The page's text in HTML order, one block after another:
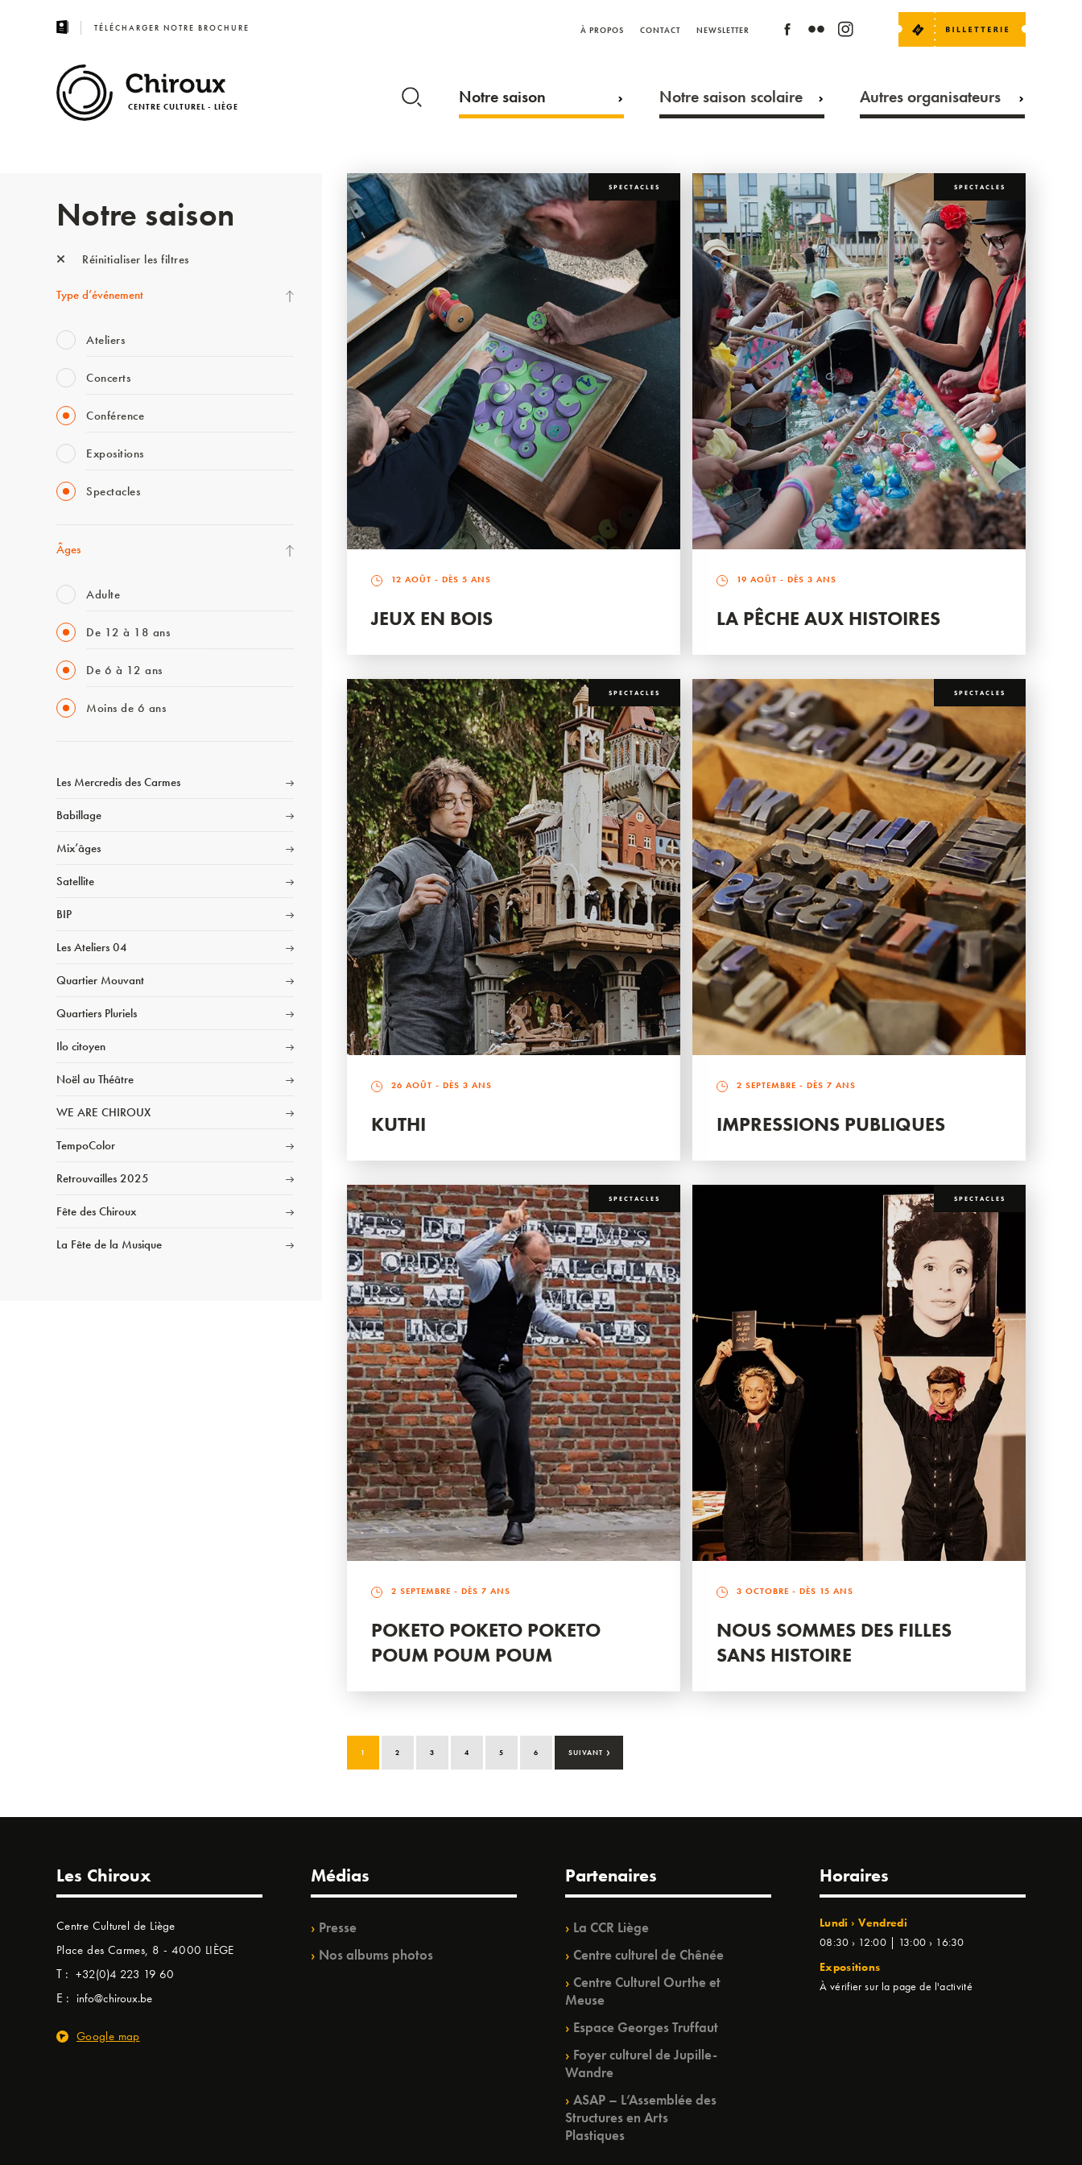
TÉLÉCHARGER NOTRE BROCHURE À PROPOS CONTACT NEWSLETTER
CENTRE CULTUREL - LIÈGE Notre saison Notre saison scolaire Autres organisateurs
Notre saison
Réinitialiser les filtres
Type d’événement
Ateliers
Concerts
Conférence
Expositions
Spectacles
Âges
Adulte
De 12 à 18 ans
De 6 à 12 ans
Moins de 6 ans
Les Mercredis des Carmes
Babillage
Mix’âges
Satellite
BIP
Les Ateliers 04
Quartier Mouvant
Quartiers Pluriels
Ilo citoyen
Noël au Théâtre
WE ARE CHIROUX
TempoColor
Retrouvailles 2025
Fête des Chiroux
La Fête de la Musique
SPECTACLES
12 AOÛT - DÈS 5 ANS
JEUX EN BOIS
SPECTACLES
19 AOÛT - DÈS 3 ANS
LA PÊCHE AUX HISTOIRES
SPECTACLES
26 AOÛT - DÈS 3 ANS
KUTHI
SPECTACLES
2 SEPTEMBRE - DÈS 7 ANS
IMPRESSIONS PUBLIQUES
SPECTACLES
2 SEPTEMBRE - DÈS 7 ANS
POKETO POKETO POKETO
POUM POUM POUM
SPECTACLES
3 OCTOBRE - DÈS 15 ANS
NOUS SOMMES DES FILLES
SANS HISTOIRE
1 2 3 4 5 6 SUIVANT ›
Les Chiroux
Centre Culturel de Liège
Place des Carmes, 8 - 4000 LIÈGE
T : +32(0)4 223 19 60
E : info@chiroux.be
Google map
Médias
Presse
Nos albums photos
Partenaires
La CCR Liège
Centre culturel de Chênée
Centre Culturel Ourthe et
Meuse
Espace Georges Truffaut
Foyer culturel de Jupille-
Wandre
ASAP – L’Assemblée des
Structures en Arts
Plastiques
Horaires
Lundi › Vendredi
08:30 › 12:00 | 13:00 › 16:30
Expositions
À vérifier sur la page de l'activité